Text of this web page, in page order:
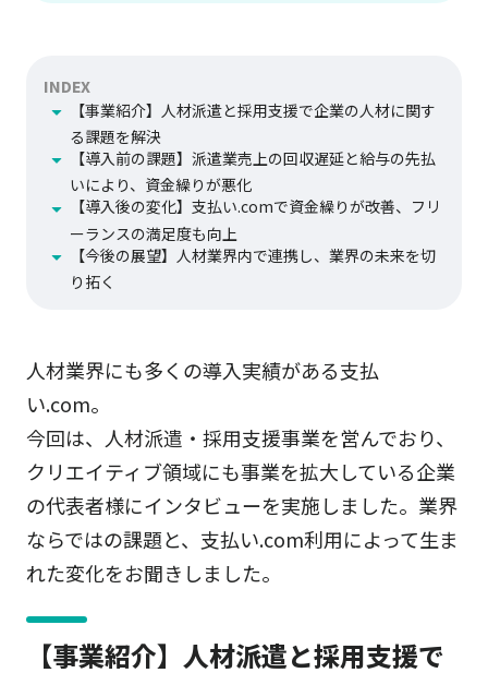
INDEX
【事業紹介】人材派遣と採用支援で企業の人材に関す
る課題を解決
【導入前の課題】派遣業売上の回収遅延と給与の先払
いにより、資金繰りが悪化
【導入後の変化】支払い.comで資金繰りが改善、フリ
ーランスの満足度も向上
【今後の展望】人材業界内で連携し、業界の未来を切
り拓く
人材業界にも多くの導入実績がある支払
い.com。
今回は、人材派遣・採用支援事業を営んでおり、
クリエイティブ領域にも事業を拡大している企業
の代表者様にインタビューを実施しました。業界
ならではの課題と、支払い.com利用によって生ま
れた変化をお聞きしました。
【事業紹介】人材派遣と採用支援で